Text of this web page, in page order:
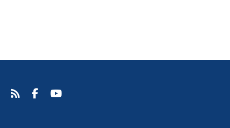
Šaltinis:Web Gallery of Art